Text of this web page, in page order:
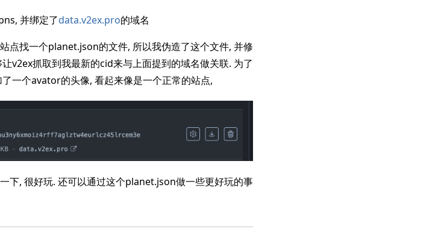
并绑定了data.v2ex.pro的域名
点找一个planet.json的文件, 所以我伪造了这个文件, 并修
v2ex抓取到我最新的cid来与上面提到的域名做关联. 为了
一个avator的头像, 看起来像是一个正常的站点,
下, 很好玩. 还可以通过这个planet.json做一些更好玩的事